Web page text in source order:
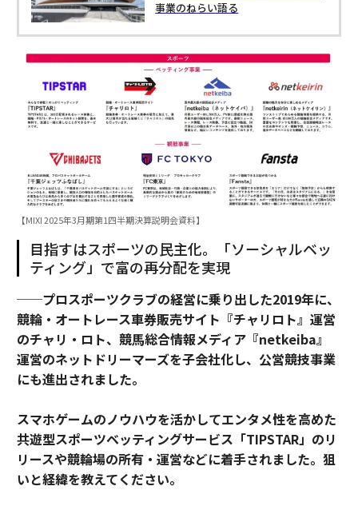
事業のねらい語る
【MIXI 2025年3月期第1四半期決算説明会資料】
目指すはスポーツの民主化。「ソーシャルベッ
ティング」で富の再分配を実現
──プロスポーツクラブの経営に乗り出した2019年に、
競輪・オートレース車券販売サイト『チャリロト』運営
のチャリ・ロト、競馬総合情報メディア『netkeiba』
運営のネットドリーマーズを子会社化し、公営競技事業
にも進出されました。
スマホゲームのノウハウを活かしてエンタメ性を高めた
共遊型スポーツベッティングサービス「TIPSTAR」のリ
リースや競輪場の所有・運営などに着手されました。狙
いと経緯を教えてください。